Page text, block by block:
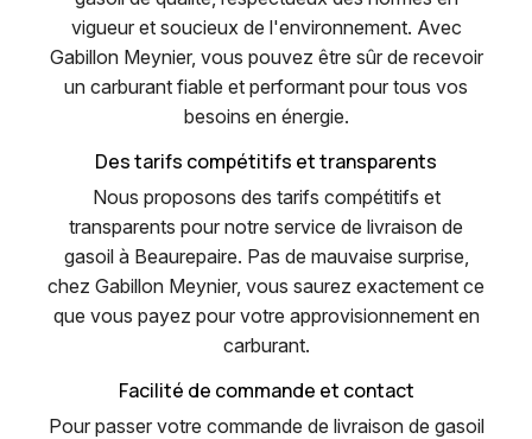
vigueur et soucieux de l'environnement. Avec
Gabillon Meynier, vous pouvez être sûr de recevoir
un carburant fiable et performant pour tous vos
besoins en énergie.
Des tarifs compétitifs et transparents
Nous proposons des tarifs compétitifs et
transparents pour notre service de livraison de
gasoil à Beaurepaire. Pas de mauvaise surprise,
chez Gabillon Meynier, vous saurez exactement ce
que vous payez pour votre approvisionnement en
carburant.
Facilité de commande et contact
Pour passer votre commande de livraison de gasoil